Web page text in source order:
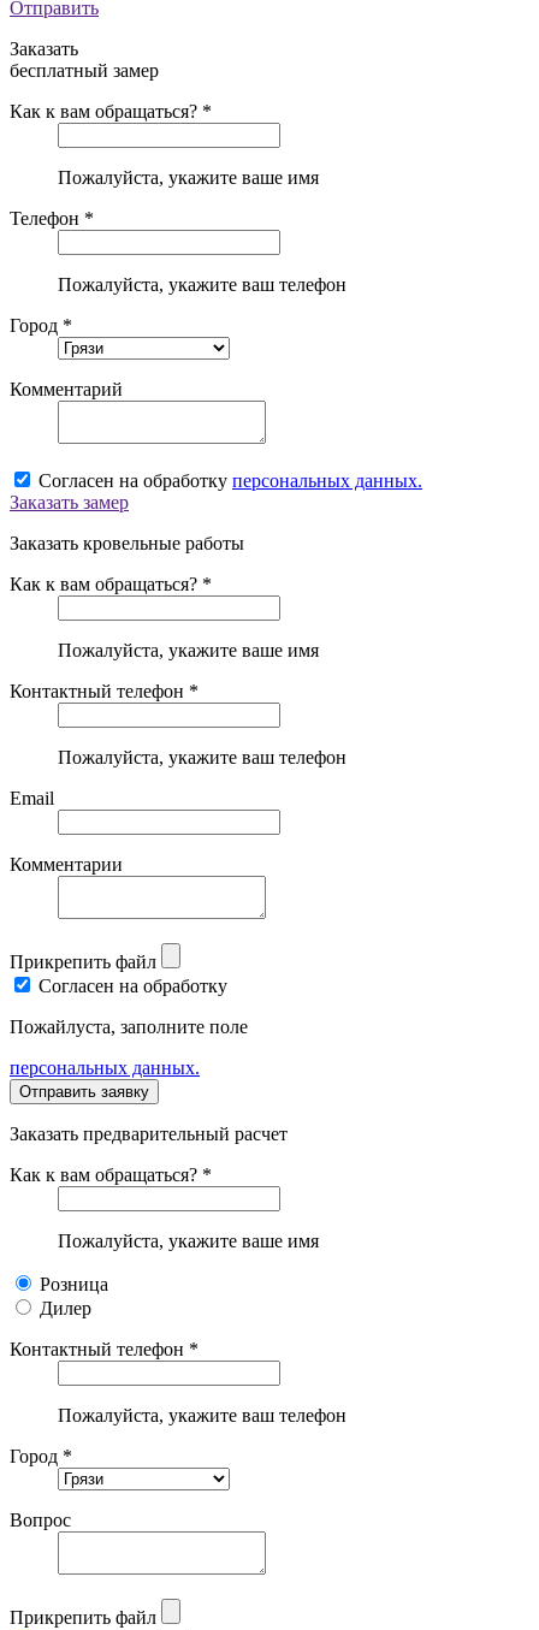
Отправить
Заказать
бесплатный замер
Как к вам обращаться? *
Пожалуйста, укажите ваше имя
Телефон *
Пожалуйста, укажите ваш телефон
Город *
Комментарий
Согласен на обработку персональных данных.
Заказать замер
Заказать кровельные работы
Как к вам обращаться? *
Пожалуйста, укажите ваше имя
Контактный телефон *
Пожалуйста, укажите ваш телефон
Email
Комментарии
Прикрепить файл
Согласен на обработку
Пожайлуста, заполните поле
персональных данных.
Заказать предварительный расчет
Как к вам обращаться? *
Пожалуйста, укажите ваше имя
Розница
Дилер
Контактный телефон *
Пожалуйста, укажите ваш телефон
Город *
Вопрос
Прикрепить файл